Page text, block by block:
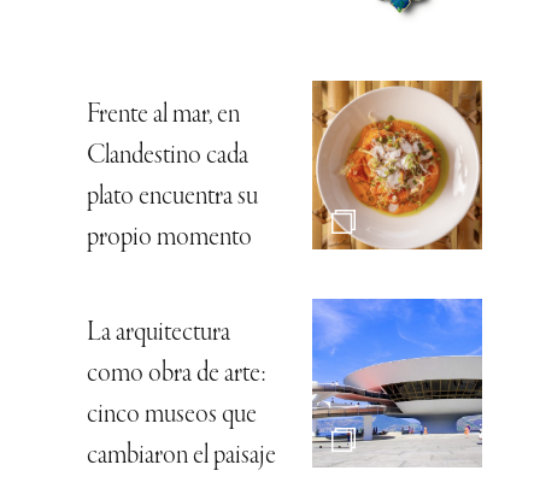
Frente al mar, en
Clandestino cada
plato encuentra su
propio momento
La arquitectura
como obra de arte:
cinco museos que
cambiaron el paisaje